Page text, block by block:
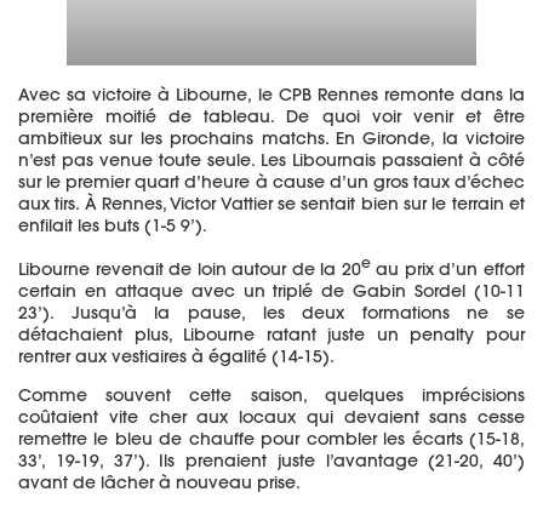
Avec sa victoire à Libourne, le CPB Rennes remonte dans la
première moitié de tableau. De quoi voir venir et être
ambitieux sur les prochains matchs. En Gironde, la victoire
n’est pas venue toute seule. Les Libournais passaient à côté
sur le premier quart d’heure à cause d’un gros taux d’échec
aux tirs. À Rennes, Victor Vattier se sentait bien sur le terrain et
enfilait les buts (1-5 9’).
Libourne revenait de loin autour de la 20eau prix d’un effort
certain en attaque avec un triplé de Gabin Sordel (10-11
23’). Jusqu’à la pause, les deux formations ne se
détachaient plus, Libourne ratant juste un penalty pour
rentrer aux vestiaires à égalité (14-15).
Comme souvent cette saison, quelques imprécisions
coûtaient vite cher aux locaux qui devaient sans cesse
remettre le bleu de chauffe pour combler les écarts (15-18,
33’, 19-19, 37’). Ils prenaient juste l’avantage (21-20, 40’)
avant de lâcher à nouveau prise.